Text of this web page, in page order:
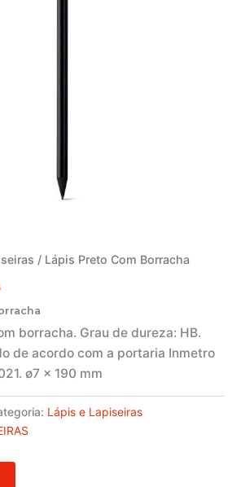
/ Lápis Preto Com Borracha
borracha. Grau de dureza: HB.
de acordo com a portaria Inmetro
ø7 x 190 mm
Lápis e Lapiseiras